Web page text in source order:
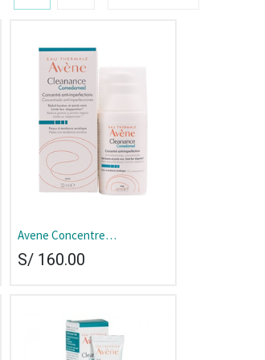
Avene Concentre
Comedomed Cleanance Tubo
30 ml
S/ 160.00